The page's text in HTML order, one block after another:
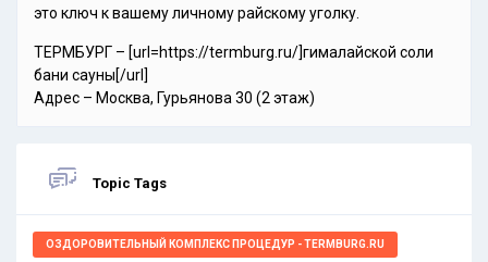
это ключ к вашему личному райскому уголку.
ТЕРМБУРГ – [url=https://termburg.ru/]гималайской соли
бани сауны[/url]
Адрес – Москва, Гурьянова 30 (2 этаж)
Topic Tags
ОЗДОРОВИТЕЛЬНЫЙ КОМПЛЕКС ПРОЦЕДУР - TERMBURG.RU